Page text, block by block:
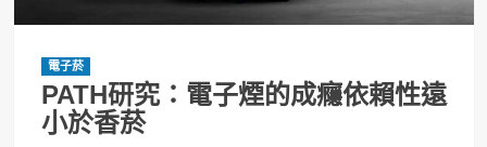
電子菸
PATH研究：電子煙的成癮依賴性遠
小於香菸